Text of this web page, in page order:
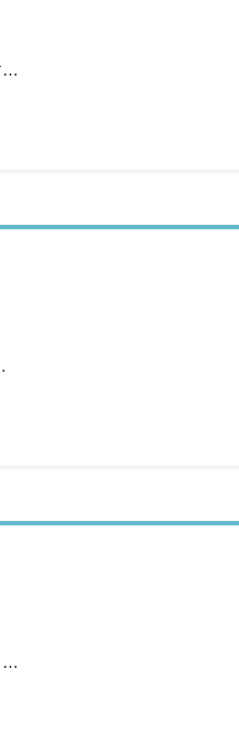
…
…